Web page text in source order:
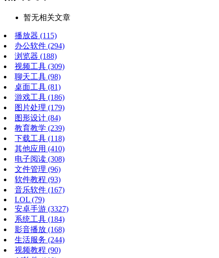
暂无相关文章
播放器 (115)
办公软件 (294)
浏览器 (188)
视频工具 (309)
聊天工具 (98)
桌面工具 (81)
游戏工具 (186)
图片处理 (179)
图形设计 (84)
教育教学 (239)
下载工具 (118)
其他应用 (410)
电子阅读 (308)
文件管理 (96)
软件教程 (93)
音乐软件 (167)
LOL (79)
安卓手游 (3327)
系统工具 (184)
影音播放 (168)
生活服务 (244)
视频教程 (90)